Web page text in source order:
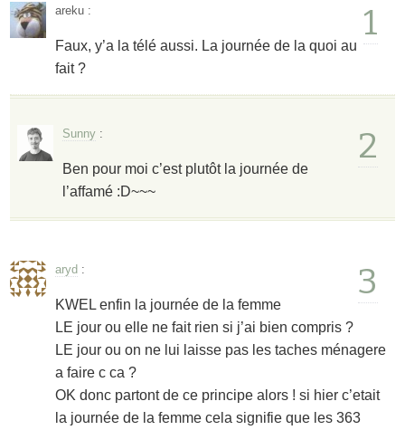
1
areku :
Faux, y’a la télé aussi. La journée de la quoi au
fait ?
2
Sunny :
Ben pour moi c’est plutôt la journée de
l’affamé :D~~~
3
aryd :
KWEL enfin la journée de la femme
LE jour ou elle ne fait rien si j’ai bien compris ?
LE jour ou on ne lui laisse pas les taches ménagere
a faire c ca ?
OK donc partont de ce principe alors ! si hier c’etait
la journée de la femme cela signifie que les 363